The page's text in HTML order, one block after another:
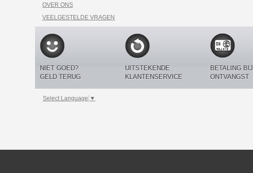
OVER ONS
VEELGESTELDE VRAGEN
NIET GOED?
GELD TERUG
UITSTEKENDE
KLANTENSERVICE
BETALING BIJ
ONTVANGST
Select Language ▼